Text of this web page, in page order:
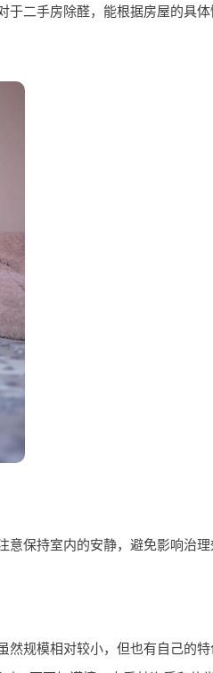
二手房除醛，能根据房屋的具
保持室内的安静，避免影响治
规模相对较小，但也有自己的